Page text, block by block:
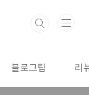
블로그팁 리